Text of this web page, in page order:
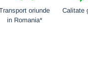
oriunde
in Romania*
Calitate